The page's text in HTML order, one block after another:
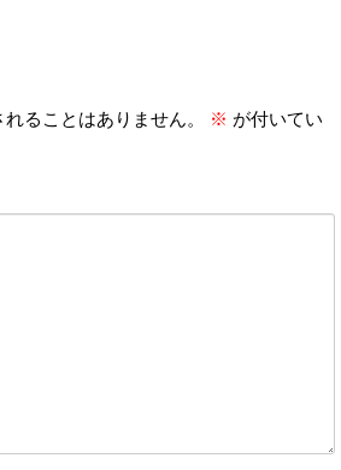
ることはありません。 ※ が付いてい